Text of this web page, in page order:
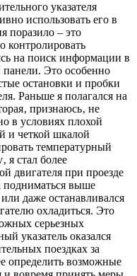
указателя
использовать его в
поразило – это
контролировать
на поиск информации в
Это особенно
остановки и пробки
Раньше я полагался на
признаюсь‚ не
в условиях плохой
и четкой шкалой
температурный
я стал более
двигателя при проезде
подниматься выше
даже останавливался
охладиться. Это
серьезных
указатель оказался
поездках за
определить возможные